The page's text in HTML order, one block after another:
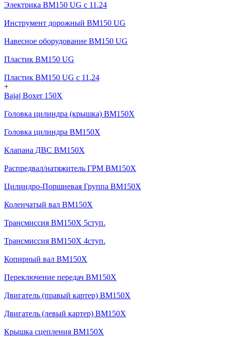
Электрика BM150 UG c 11.24
Инструмент дорожный BM150 UG
Навесное оборудование BM150 UG
Пластик BM150 UG
Пластик BM150 UG c 11.24
+
Bajaj Boxer 150X
Головка цилиндра (крышка) BM150X
Головка цилиндра BM150X
Клапана ДВС BM150X
Распредвал/натяжитель ГРМ BM150X
Цилиндро-Поршневая Группа BM150X
Коленчатый вал BM150X
Трансмиссия BM150X 5ступ.
Трансмиссия BM150X 4ступ.
Копирный вал BM150X
Переключение передач BM150X
Двигатель (правый картер) BM150X
Двигатель (левый картер) BM150X
Крышка сцепления BM150X